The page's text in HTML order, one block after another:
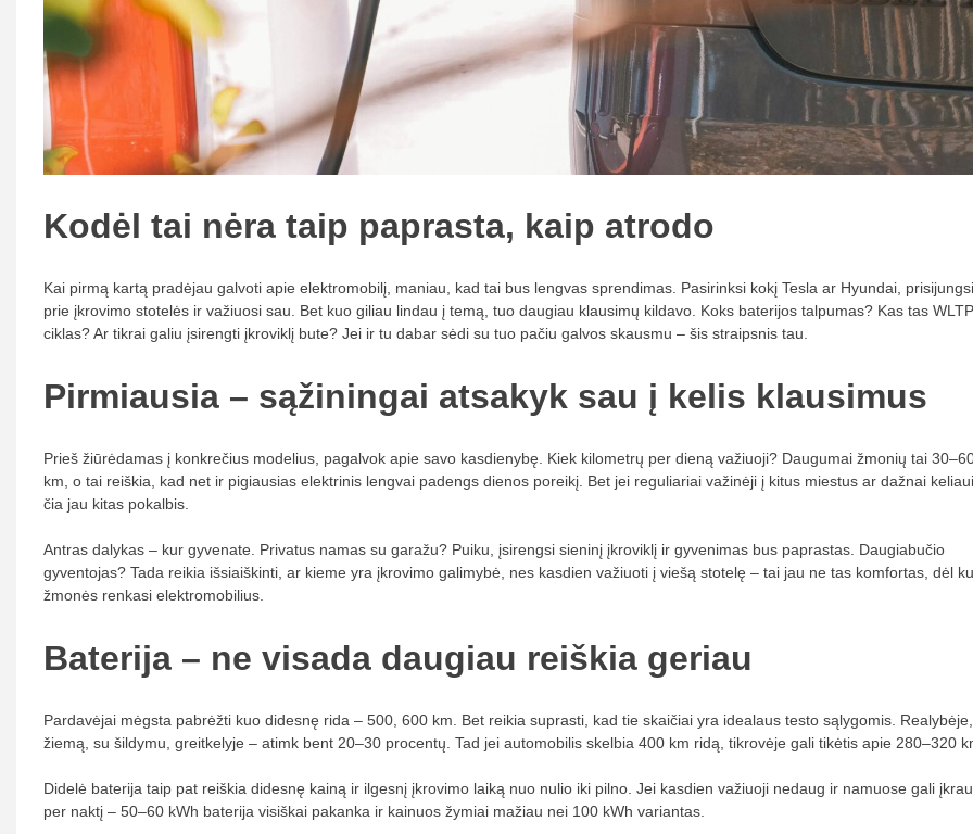
Kodėl tai nėra taip paprasta, kaip atrodo
Kai pirmą kartą pradėjau galvoti apie elektromobilį, maniau, kad tai bus lengvas sprendimas. Pasirinksi kokį Tesla ar Hyundai, prisijungsi
prie įkrovimo stotelės ir važiuosi sau. Bet kuo giliau lindau į temą, tuo daugiau klausimų kildavo. Koks baterijos talpumas? Kas tas WLTP
ciklas? Ar tikrai galiu įsirengti įkroviklį bute? Jei ir tu dabar sėdi su tuo pačiu galvos skausmu – šis straipsnis tau.
Pirmiausia – sąžiningai atsakyk sau į kelis klausimus
Prieš žiūrėdamas į konkrečius modelius, pagalvok apie savo kasdienybę. Kiek kilometrų per dieną važiuoji? Daugumai žmonių tai
km, o tai reiškia, kad net ir pigiausias elektrinis lengvai padengs dienos poreikį. Bet jei reguliariai važinėji į kitus miestus ar dažnai
čia jau kitas pokalbis.
Antras dalykas – kur gyvenate. Privatus namas su garažu? Puiku, įsirengsi sieninį įkroviklį ir gyvenimas bus paprastas. Daugiabučio
gyventojas? Tada reikia išsiaiškinti, ar kieme yra įkrovimo galimybė, nes kasdien važiuoti į viešą stotelę – tai jau ne tas komfortas, dėl
žmonės renkasi elektromobilius.
Baterija – ne visada daugiau reiškia geriau
Pardavėjai mėgsta pabrėžti kuo didesnę rida – 500, 600 km. Bet reikia suprasti, kad tie skaičiai yra idealaus testo sąlygomis. Realybėje,
žiemą, su šildymu, greitkelyje – atimk bent 20–30 procentų. Tad jei automobilis skelbia 400 km ridą, tikrovėje gali tikėtis apie 280–320
Didelė baterija taip pat reiškia didesnę kainą ir ilgesnį įkrovimo laiką nuo nulio iki pilno. Jei kasdien važiuoji nedaug ir namuose gali
per naktį – 50–60 kWh baterija visiškai pakanka ir kainuos žymiai mažiau nei 100 kWh variantas.